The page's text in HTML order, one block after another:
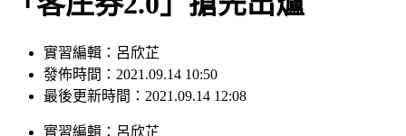
實習編輯：呂欣芷
發佈時間：2021.09.14 10:50
最後更新時間：2021.09.14 12:08
實習編輯 ： 呂欣芷